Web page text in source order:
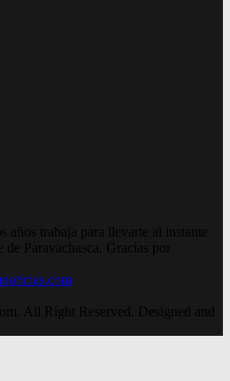
años trabaja para llevarte al instante
Paravachasca. Gracias por
All Right Reserved. Designed and